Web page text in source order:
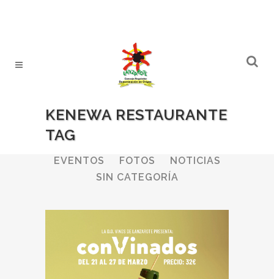
KENEWA RESTAURANTE
TAG
ALL
EVENTOS
FOTOS
NOTICIAS
SIN CATEGORÍA